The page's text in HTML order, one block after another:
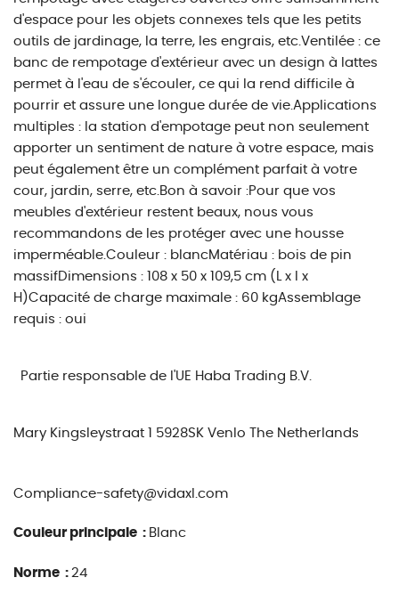
d'espace pour les objets connexes tels que les petits
outils de jardinage, la terre, les engrais, etc.Ventilée : ce
banc de rempotage d'extérieur avec un design à lattes
permet à l'eau de s'écouler, ce qui la rend difficile à
pourrir et assure une longue durée de vie.Applications
multiples : la station d'empotage peut non seulement
apporter un sentiment de nature à votre espace, mais
peut également être un complément parfait à votre
cour, jardin, serre, etc.Bon à savoir :Pour que vos
meubles d'extérieur restent beaux, nous vous
recommandons de les protéger avec une housse
imperméable.Couleur : blancMatériau : bois de pin
massifDimensions : 108 x 50 x 109,5 cm (L x l x
H)Capacité de charge maximale : 60 kgAssemblage
requis : oui
Partie responsable de l'UE Haba Trading B.V.
Mary Kingsleystraat 1 5928SK Venlo The Netherlands
Compliance-safety@vidaxl.com
Couleur principale : Blanc
Norme : 24